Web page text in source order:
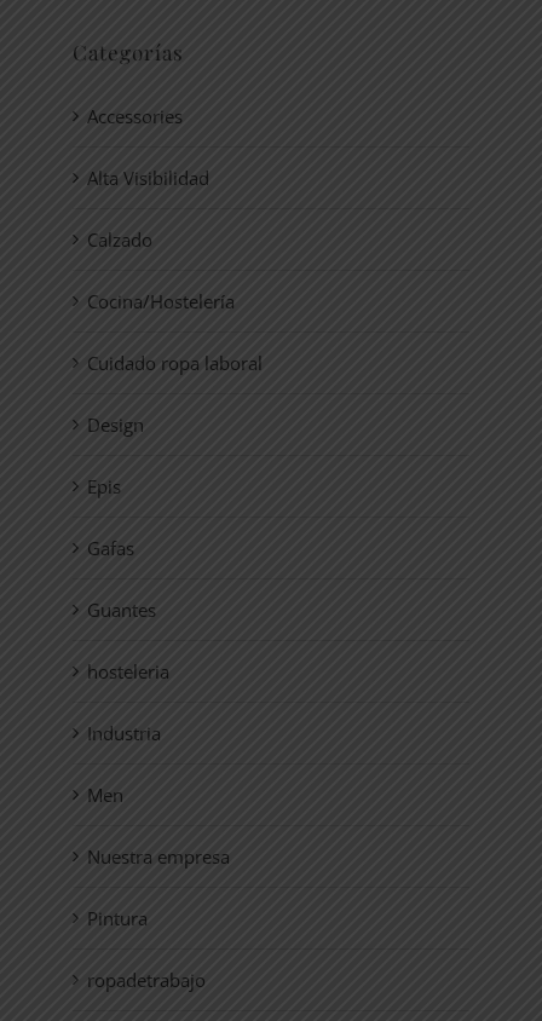
Categorías
Accessories
Alta Visibilidad
Calzado
Cocina/Hostelería
Cuidado ropa laboral
Design
Epis
Gafas
Guantes
hosteleria
Industria
Men
Nuestra empresa
Pintura
ropadetrabajo